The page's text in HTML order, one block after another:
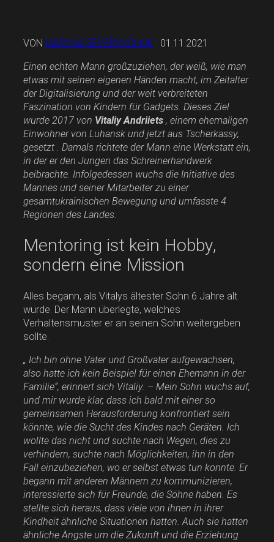
VON MARYNA SEVERYNCHUK · 01.11.2021
Einen echten Mann großzuziehen, der weiß, wie man
etwas mit seinen eigenen Händen macht, im Zeitalter
der Digitalisierung und der weit verbreiteten
Faszination von Kindern für Gadgets. Dieses Ziel
wurde 2017 von Vitaliy Andriiets , einem ehemaligen
Einwohner von Luhansk und jetzt aus Tscherkassy, ​​
gesetzt . Damals richtete der Mann eine Werkstatt ein,
in der er den Jungen das Schreinerhandwerk
beibrachte. Infolgedessen wuchs die Initiative des
Mannes und seiner Mitarbeiter zu einer
gesamtukrainischen Bewegung und umfasste 4
Regionen des Landes.
Mentoring ist kein Hobby,
sondern eine Mission
Alles begann, als Vitalys ältester Sohn 6 Jahre alt
wurde. Der Mann überlegte, welches
Verhaltensmuster er an seinen Sohn weitergeben
sollte.
„ Ich bin ohne Vater und Großvater aufgewachsen,
also hatte ich kein Beispiel für einen Ehemann in der
Familie“, erinnert sich Vitaliy. – Mein Sohn wuchs auf,
und mir wurde klar, dass ich bald mit einer so
gemeinsamen Herausforderung konfrontiert sein
könnte, wie die Sucht des Kindes nach Geräten. Ich
wollte das nicht und suchte nach Wegen, dies zu
verhindern, suchte nach Möglichkeiten, ihn in den
Fall einzubeziehen, wo er selbst etwas tun konnte. Er
begann mit anderen Männern zu kommunizieren,
interessierte sich für Freunde, die Söhne haben. Es
stellte sich heraus, dass viele von ihnen in ihrer
Kindheit ähnliche Situationen hatten. Auch sie hatten
ähnliche Ängste um die Zukunft und die Erziehung